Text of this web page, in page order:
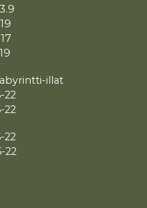
illat
22
22
22
22